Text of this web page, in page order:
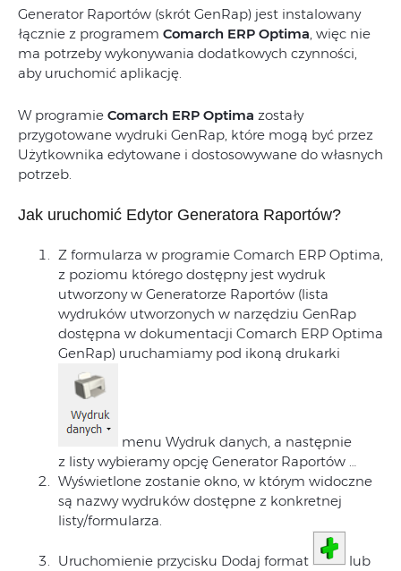
Generator Raportów (skrót GenRap) jest instalowany
łącznie z programem Comarch ERP Optima , więc nie
ma potrzeby wykonywania dodatkowych czynności,
aby uruchomić aplikację.
W programie Comarch ERP Optima zostały
przygotowane wydruki GenRap, które mogą być przez
Użytkownika edytowane i dostosowywane do własnych
potrzeb.
Jak uruchomić Edytor Generatora Raportów?
Z formularza w programie Comarch ERP Optima,
z poziomu którego dostępny jest wydruk
utworzony w Generatorze Raportów (lista
wydruków utworzonych w narzędziu GenRap
dostępna w dokumentacji Comarch ERP Optima
GenRap) uruchamiamy pod ikoną drukarki
menu Wydruk danych, a następnie
z listy wybieramy opcję Generator Raportów …
Wyświetlone zostanie okno, w którym widoczne
są nazwy wydruków dostępne z konkretnej
listy/formularza.
Uruchomienie przycisku Dodaj format lub